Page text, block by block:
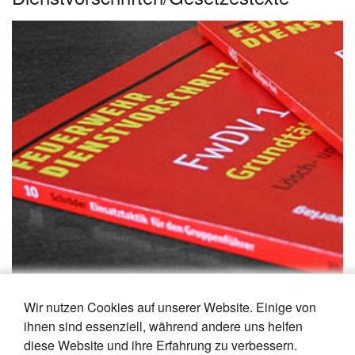
Wir nutzen Cookies auf unserer Website. Einige von
ihnen sind essenziell, während andere uns helfen
diese Website und ihre Erfahrung zu verbessern.
Publikationen zu Dienstvorschriften und Gesetzestexten
von Kohlhammer.